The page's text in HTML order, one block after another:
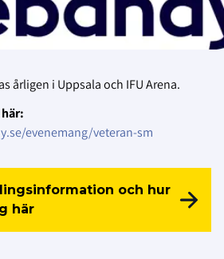
årligen i Uppsala och IFU Arena.
evenemang/veteran-sm
och hur
här